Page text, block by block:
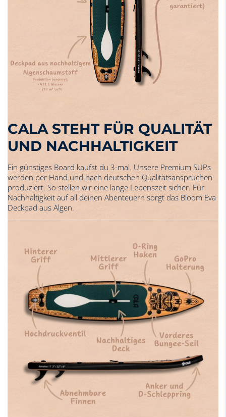
CALA STEHT FÜR QUALITÄT
UND NACHHALTIGKEIT
Ein günstiges Board kaufst du 3-mal. Unsere Premium SUPs
werden per Hand und nach deutschen Qualitätsansprüchen
produziert. So stellen wir eine lange Lebenszeit sicher. Für
Nachhaltigkeit auf all deinen Abenteuern sorgt das Bloom Eva
Deckpad aus Algen.